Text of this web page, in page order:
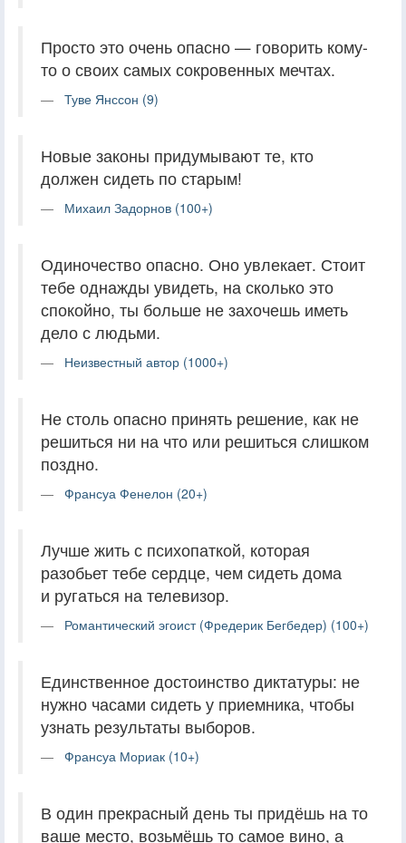
Просто это очень опасно — говорить кому-
то о своих самых сокровенных мечтах.
Туве Янссон (9)
Новые законы придумывают те, кто
должен сидеть по старым!
Михаил Задорнов (100+)
Одиночество опасно. Оно увлекает. Стоит
тебе однажды увидеть, на сколько это
спокойно, ты больше не захочешь иметь
дело с людьми.
Неизвестный автор (1000+)
Не столь опасно принять решение, как не
решиться ни на что или решиться слишком
поздно.
Франсуа Фенелон (20+)
Лучше жить с психопаткой, которая
разобьет тебе сердце, чем сидеть дома
и ругаться на телевизор.
Романтический эгоист (Фредерик Бегбедер) (100+)
Единственное достоинство диктатуры: не
нужно часами сидеть у приемника, чтобы
узнать результаты выборов.
Франсуа Мориак (10+)
В один прекрасный день ты придёшь на то
ваше место, возьмёшь то самое вино, а